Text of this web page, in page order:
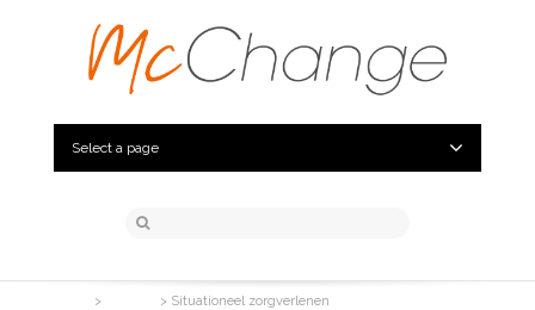
Select a page
> > Situationeel zorgverlenen